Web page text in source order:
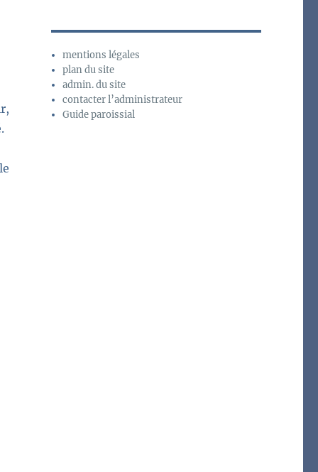
mentions légales
plan du site
admin. du site
contacter l’administrateur
Guide paroissial